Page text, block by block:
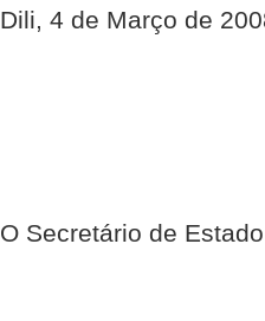
Dili, 4 de Março de
O Secretário de